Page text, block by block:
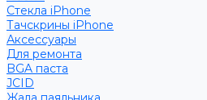
Стекла iPhone
Тачскрины iPhone
Аксессуары
Для ремонта
BGA паста
JCID